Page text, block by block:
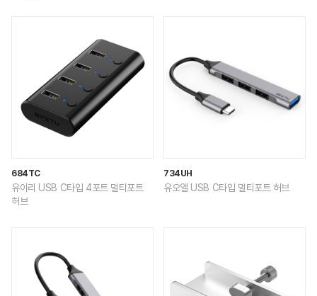
684TC
유이리 USB C타입 4포트 멀티포트
허브
734UH
유오앨 USB C타입 멀티포트 허브